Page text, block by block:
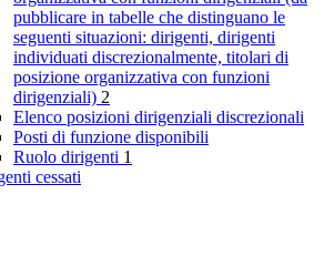
pubblicare in tabelle che distinguano le
seguenti situazioni: dirigenti, dirigenti
individuati discrezionalmente, titolari di
posizione organizzativa con funzioni
dirigenziali) 2
Elenco posizioni dirigenziali discrezionali
Posti di funzione disponibili
Ruolo dirigenti 1
cessati